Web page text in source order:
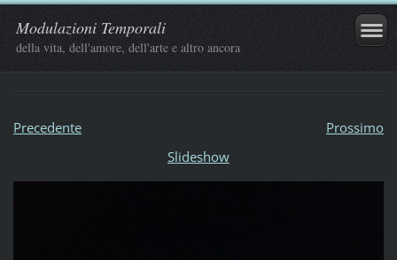
Modulazioni Temporali
della vita, dell'amore, dell'arte e altro ancora
Precedente
Prossimo
Slideshow